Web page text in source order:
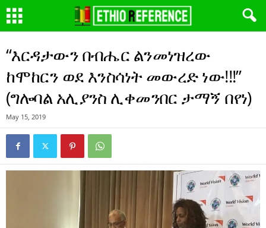
“እርዳታውን በብሔር ልንመነዝረው
ከሞከርን ወደ እንስሳነት መውረድ ነው!!!”
(ግሎባል አሊያንስ ሊቀመንበር ታማኝ በየነ)
May 15, 2019